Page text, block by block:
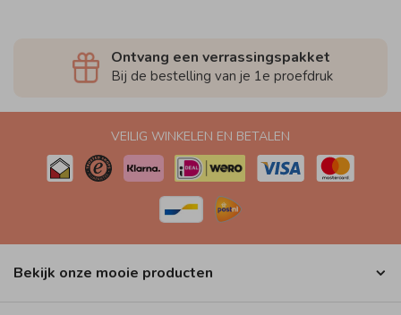
Ontvang een verrassingspakket
Bij de bestelling van je 1e proefdruk
VEILIG WINKELEN EN BETALEN
Bekijk onze mooie producten